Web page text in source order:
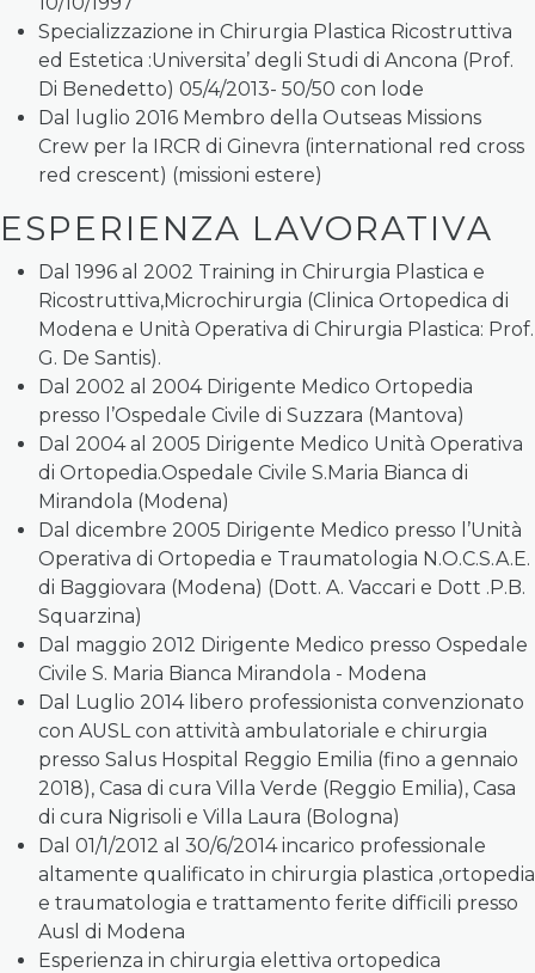
Specializzazione in Chirurgia Plastica Ricostruttiva
ed Estetica :Universita’ degli Studi di Ancona (Prof.
Di Benedetto) 05/4/2013- 50/50 con lode
Dal luglio 2016 Membro della Outseas Missions
Crew per la IRCR di Ginevra (international red cross
red crescent) (missioni estere)
ESPERIENZA LAVORATIVA
Dal 1996 al 2002 Training in Chirurgia Plastica e
Ricostruttiva,Microchirurgia (Clinica Ortopedica di
Modena e Unità Operativa di Chirurgia Plastica: Prof.
G. De Santis).
Dal 2002 al 2004 Dirigente Medico Ortopedia
presso l’Ospedale Civile di Suzzara (Mantova)
Dal 2004 al 2005 Dirigente Medico Unità Operativa
di Ortopedia.Ospedale Civile S.Maria Bianca di
Mirandola (Modena)
Dal dicembre 2005 Dirigente Medico presso l’Unità
Operativa di Ortopedia e Traumatologia N.O.C.S.A.E.
di Baggiovara (Modena) (Dott. A. Vaccari e Dott .P.B.
Squarzina)
Dal maggio 2012 Dirigente Medico presso Ospedale
Civile S. Maria Bianca Mirandola - Modena
Dal Luglio 2014 libero professionista convenzionato
con AUSL con attività ambulatoriale e chirurgia
presso Salus Hospital Reggio Emilia (fino a gennaio
2018), Casa di cura Villa Verde (Reggio Emilia), Casa
di cura Nigrisoli e Villa Laura (Bologna)
Dal 01/1/2012 al 30/6/2014 incarico professionale
altamente qualificato in chirurgia plastica ,ortopedia
e traumatologia e trattamento ferite difficili presso
Ausl di Modena
Esperienza in chirurgia elettiva ortopedica